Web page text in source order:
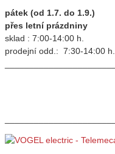
pátek (od 1.7. do 1.9.)
přes letní prázdniny
sklad : 7:00-14:00 h.
prodejní odd.: 7:30-14:00 h.